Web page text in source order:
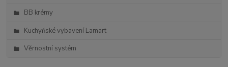
BB krémy
Kuchyňské vybavení Lamart
Věrnostní systém